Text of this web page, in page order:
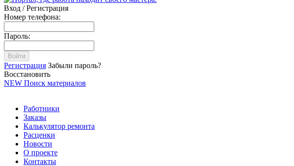
Вход / Регистрация
Номер телефона:
Пароль:
Войти
Регистрация Забыли пароль?
Восстановить
NEW Поиск материалов
Работники
Заказы
Калькулятор ремонта
Расценки
Новости
О проекте
Контакты